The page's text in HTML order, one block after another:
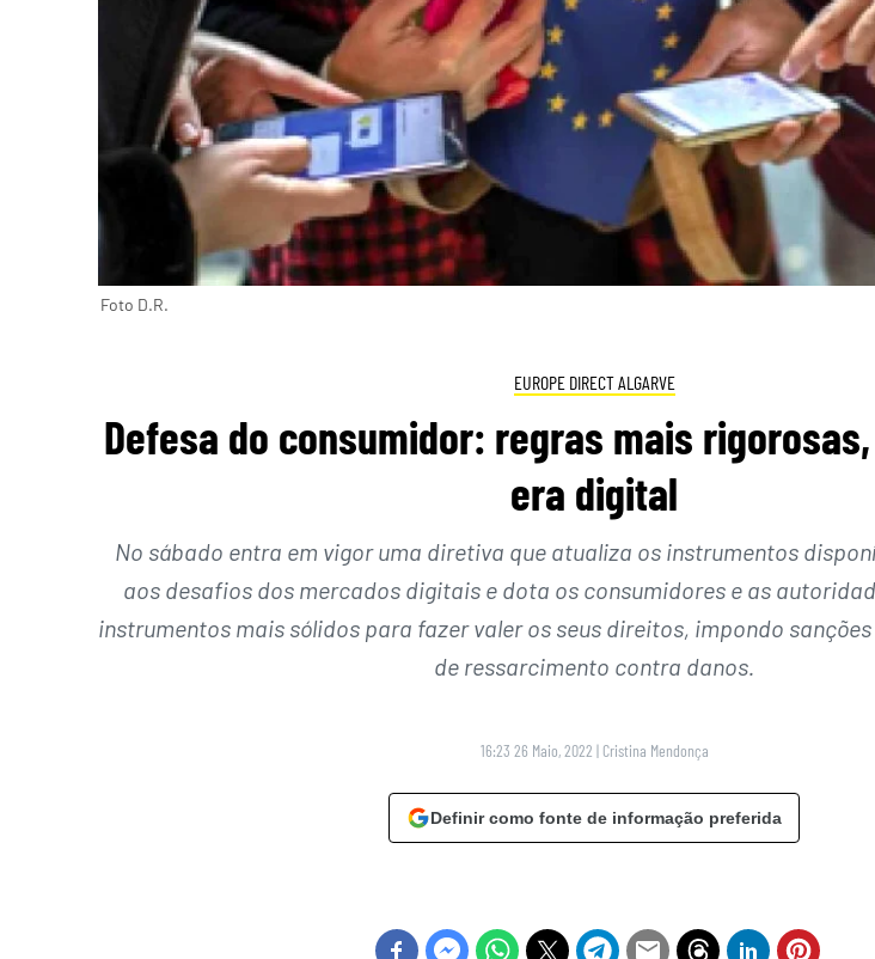
Foto D.R.
EUROPE DIRECT ALGARVE
Defesa do consumidor: regras mais
era digital
No sábado entra em vigor uma diretiva que atualiza os instrumentos
aos desafios dos mercados digitais e dota os consumidores e as
instrumentos mais sólidos para fazer valer os seus direitos, impondo
de ressarcimento contra danos.
16:23 26 Maio, 2022 | Cristina Mendonça
Definir como fonte de informação preferida